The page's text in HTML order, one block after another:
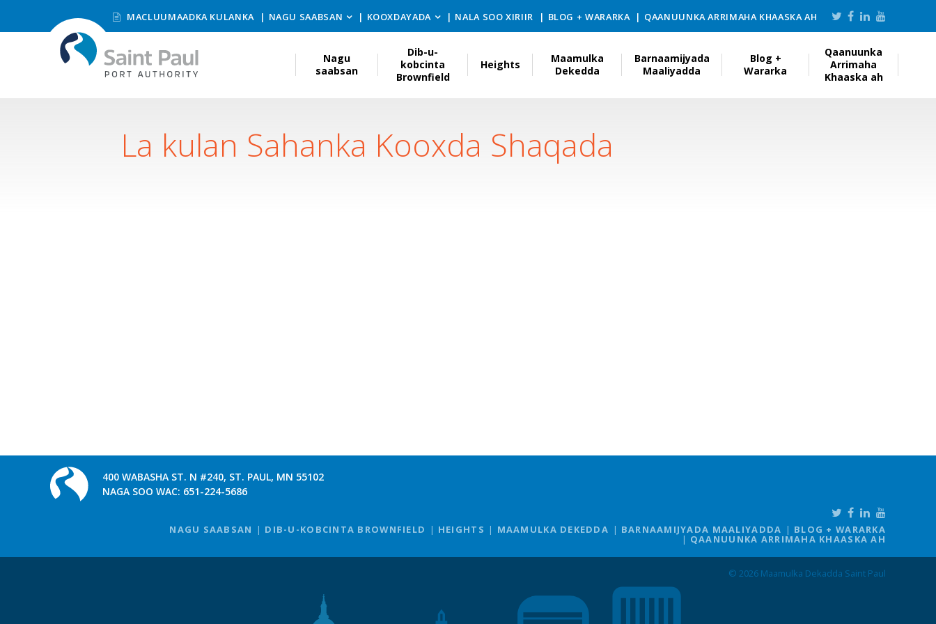
MACLUUMAADKA KULANKA NAGU SAABSAN KOOXDAYADA NALA SOO XIRIIR BLOG + WARARKA QAANUUNKA ARRIMAHA KHAASKA AH
Nagu
saabsan
Dib-u-
kobcinta
Brownfield
Heights
Maamulka
Dekedda
Barnaamijyada
Maaliyadda
Blog +
Wararka
Qaanuunka
Arrimaha
Khaaska ah
La kulan Sahanka Kooxda Shaqada
400 WABASHA ST. N #240, ST. PAUL, MN 55102
NAGA SOO WAC: 651-224-5686
NAGU SAABSAN DIB-U-KOBCINTA BROWNFIELD HEIGHTS MAAMULKA DEKEDDA BARNAAMIJYADA MAALIYADDA BLOG + WARARKA
QAANUUNKA ARRIMAHA KHAASKA AH
© 2026 Maamulka Dekadda Saint Paul